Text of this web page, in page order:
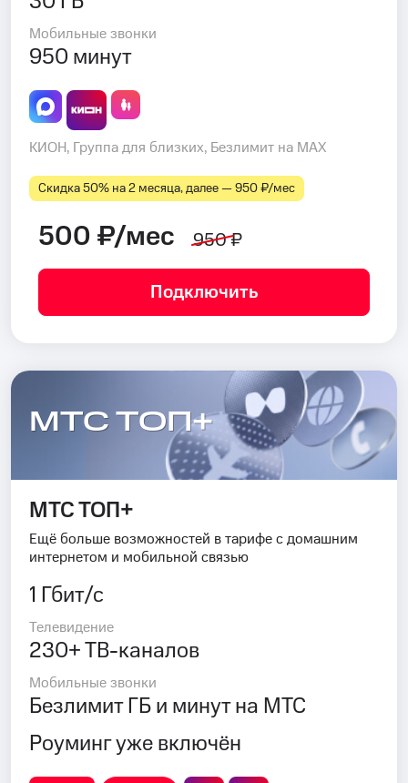
Мобильные звонки
950 минут
КИОН, Группа для близких, Безлимит на MAX
Скидка 50% на 2 месяца, далее — 950 ₽⁠/⁠мес
500 ₽/мес 950 ₽
Подключить
МТС ТОП+
МТС ТОП+
Ещё больше возможностей в тарифе с домашним
интернетом и мобильной связью
1 Гбит/с
Телевидение
230+ ТВ-каналов
Мобильные звонки
Безлимит ГБ и минут на МТС
Роуминг уже включён